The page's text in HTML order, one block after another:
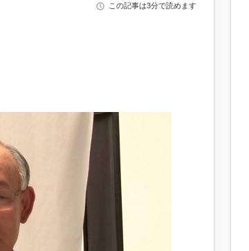
この記事は3分で読めます